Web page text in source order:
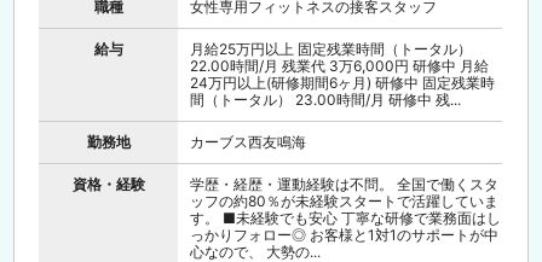
職種 女性専用フィットネスの接客スタッフ
給与
月給25万円以上 固定残業時間（トータル）
22.00時間/月 残業代 3万6,000円 研修中 月給
24万円以上(研修期間6ヶ月) 研修中 固定残業時
間（トータル） 23.00時間/月 研修中 残...
勤務地 カーブス西友鳴海
資格・経験
学歴・経歴・運動経験は不問。 全国で働くスタ
ッフの約80％が未経験スタートで活躍していま
す。 ■未経験でも安心 丁寧な研修で業務面はし
っかりフォロー◎ お客様と1対1のサポートが中
心なので、 大勢の...